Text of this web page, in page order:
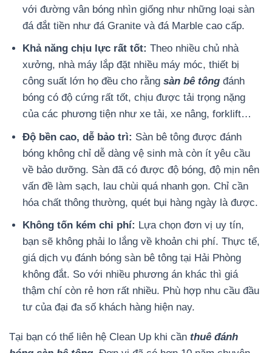
với đường vân bóng nhìn giống như những loại sàn
đá đắt tiền như đá Granite và đá Marble cao cấp.
Khả năng chịu lực rất tốt:Theo nhiều chủ nhà
xưởng, nhà máy lắp đặt nhiều máy móc, thiết bị
công suất lớn họ đều cho rằngsàn bê tông đánh
bóng có độ cứng rất tốt, chịu được tải trọng nặng
của các phương tiện như xe tải, xe nâng, forklift…
Độ bền cao, dễ bảo trì: Sàn bê tông được đánh
bóng không chỉ dễ dàng vệ sinh mà còn ít yêu cầu
về bảo dưỡng. Sàn đã có được độ bóng, độ mịn nên
vấn đề làm sạch, lau chùi quá nhanh gọn. Chỉ cần
hóa chất thông thường, quét bụi hàng ngày là được.
Không tốn kém chi phí: Lựa chọn đơn vị uy tín,
bạn sẽ không phải lo lắng về khoản chi phí. Thực tế,
giá dịch vụ đánh bóng sàn bê tông tại Hải Phòng
không đắt. So với nhiều phương án khác thì giá
thậm chí còn rẻ hơn rất nhiều. Phù hợp nhu cầu đầu
tư của đại đa số khách hàng hiện nay.
Tại bạn có thể liên hệ Clean Up khi cần thuê đánh